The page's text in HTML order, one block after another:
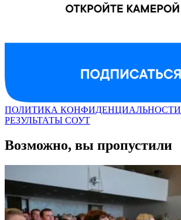
ПОЛИТИКА КОНФИДЕНЦИАЛЬНОСТИ
РЕЗУЛЬТАТЫ СОУТ
Возможно, вы пропустили